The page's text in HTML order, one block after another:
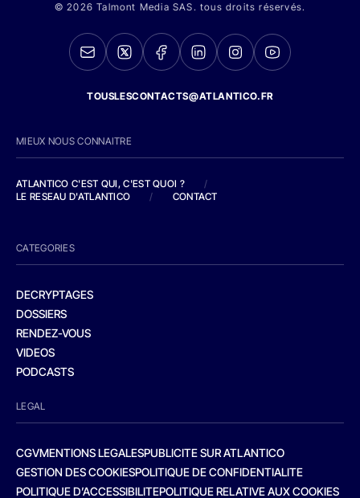
© 2026 Talmont Media SAS. tous droits réservés.
TOUSLESCONTACTS@ATLANTICO.FR
MIEUX NOUS CONNAITRE
ATLANTICO C'EST QUI, C'EST QUOI ?
/
LE RESEAU D'ATLANTICO
/ CONTACT
CATEGORIES
DECRYPTAGES
DOSSIERS
RENDEZ-VOUS
VIDEOS
PODCASTS
LEGAL
CGVMENTIONS LEGALESPUBLICITE SUR ATLANTICO
GESTION DES COOKIESPOLITIQUE DE CONFIDENTIALITE
POLITIQUE D’ACCESSIBILITEPOLITIQUE RELATIVE AUX COOKIES